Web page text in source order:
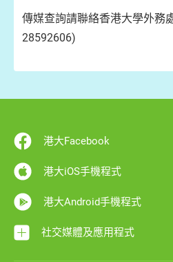
傳媒查詢請聯絡香港大學外務
28592606)
港大Facebook
港大iOS手機程式
港大Android手機程式
社交媒體及應用程式